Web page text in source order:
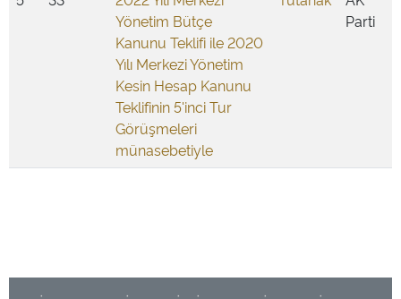
Yönetim Bütçe
Kanunu Teklifi ile 2020
Yılı Merkezi Yönetim
Kesin Hesap Kanunu
Teklifinin 5'inci Tur
Görüşmeleri
münasebetiyle
Parti